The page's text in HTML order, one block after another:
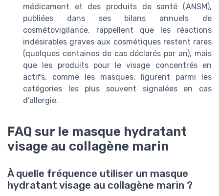
médicament et des produits de santé (ANSM),
publiées dans ses bilans annuels de
cosmétovigilance, rappellent que les réactions
indésirables graves aux cosmétiques restent rares
(quelques centaines de cas déclarés par an), mais
que les produits pour le visage concentrés en
actifs, comme les masques, figurent parmi les
catégories les plus souvent signalées en cas
d’allergie.
FAQ sur le masque hydratant
visage au collagène marin
À quelle fréquence utiliser un masque
hydratant visage au collagène marin ?